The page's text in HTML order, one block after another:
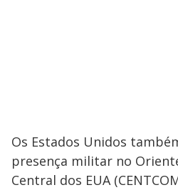
Os Estados Unidos
presença militar no
Central dos EUA